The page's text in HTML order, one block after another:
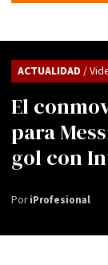
El
para
gol con
ACTUALIDAD /
PoriProfesional